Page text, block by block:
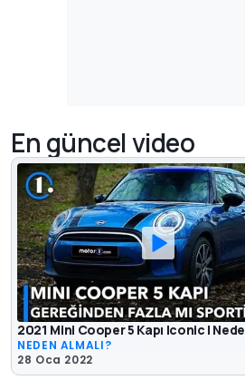
En güncel video
2021 Mini Cooper 5 Kapı Iconic |
NEDEN ALMALI?
28 Oca 2022